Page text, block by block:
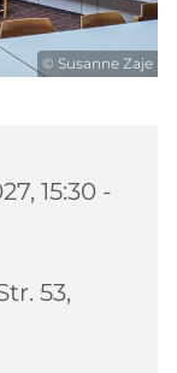
© Susanne Zaje
15:30 -
53,